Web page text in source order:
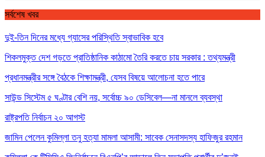
সর্বশেষ খবর
দুই-তিন দিনের মধ্যে গ্যাসের পরিস্থিতি স্বাভাবিক হবে
শিকলমুক্ত দেশ গড়তে প্রাতিষ্ঠানিক কাঠামো তৈরি করতে চায় সরকার : তথ্যমন্ত্রী
প্রধানমন্ত্রীর সঙ্গে বৈঠকে শিক্ষামন্ত্রী, যেসব বিষয়ে আলোচনা হতে পারে
সাউন্ড সিস্টেম ৫ ঘণ্টার বেশি নয়, সর্বোচ্চ ৯০ ডেসিবেল—না মানলে ব্যবস্থা
রাষ্ট্রপতি নির্বাচন ২০ আগস্ট
জামিন পেলেন কুমিল্লা তনু হত্যা মামলা আসামী: সাবেক সেনাসদস্য হাফিজুর রহমান